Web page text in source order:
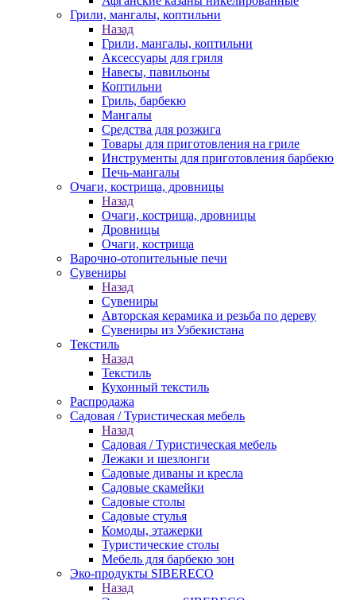
Грили, мангалы, коптильни
Назад
Грили, мангалы, коптильни
Аксессуары для гриля
Навесы, павильоны
Коптильни
Гриль, барбекю
Мангалы
Средства для розжига
Товары для приготовления на гриле
Инструменты для приготовления барбекю
Печь-мангалы
Очаги, кострища, дровницы
Назад
Очаги, кострища, дровницы
Дровницы
Очаги, кострища
Варочно-отопительные печи
Сувениры
Назад
Сувениры
Авторская керамика и резьба по дереву
Сувениры из Узбекистана
Текстиль
Назад
Текстиль
Кухонный текстиль
Распродажа
Садовая / Туристическая мебель
Назад
Садовая / Туристическая мебель
Лежаки и шезлонги
Садовые диваны и кресла
Садовые скамейки
Садовые столы
Садовые стулья
Комоды, этажерки
Туристические столы
Мебель для барбекю зон
Эко-продукты SIBERECO
Назад